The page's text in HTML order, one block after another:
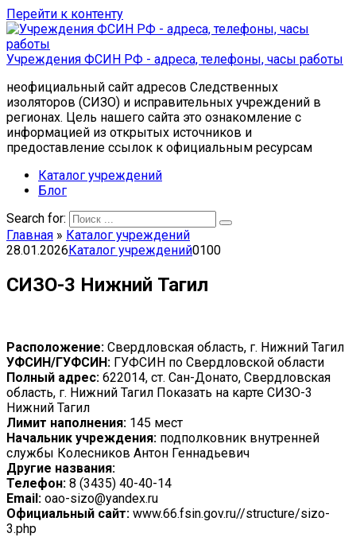
Перейти к контенту
Учреждения ФСИН РФ - адреса, телефоны, часы работы
неофициальный сайт адресов Следственных
изоляторов (СИЗО) и исправительных учреждений в
регионах. Цель нашего сайта это ознакомление с
информацией из открытых источников и
предоставление ссылок к официальным ресурсам
Каталог учреждений
Блог
Search for:
Главная » Каталог учреждений
28.01.2026Каталог учреждений0100
СИЗО-3 Нижний Тагил
Расположение: Свердловская область, г. Нижний Тагил
УФСИН/ГУФСИН: ГУФСИН по Свердловской области
Полный адрес: 622014, ст. Сан-Донато, Свердловская
область, г. Нижний Тагил Показать на карте СИЗО-3
Нижний Тагил
Лимит наполнения: 145 мест
Начальник учреждения: подполковник внутренней
службы Колесников Антон Геннадьевич
Другие названия:
Телефон: 8 (3435) 40-40-14
Email: oao-sizo@yandex.ru
Официальный сайт: www.66.fsin.gov.ru//structure/sizo-
3.php